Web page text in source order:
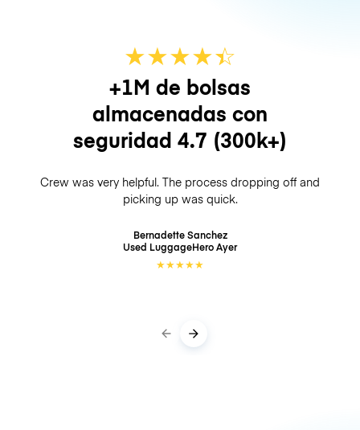
★★★★☆
★
+1M de bolsas
almacenadas con
seguridad 4.7 (300k+)
Crew was very helpful. The process dropping off and
picking up was quick.
Bernadette Sanchez
Used LuggageHeroAyer
★★★★★